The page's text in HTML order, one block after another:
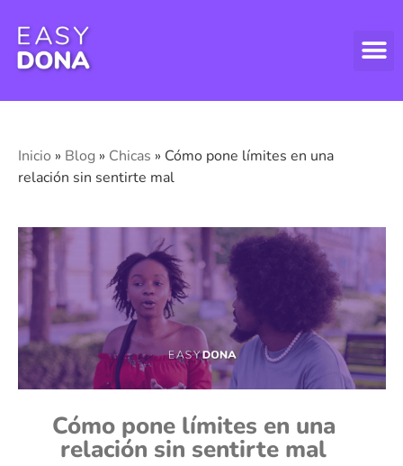
Inicio » Blog » Chicas » Cómo pone límites en una
relación sin sentirte mal
Cómo pone límites en una
relación sin sentirte mal